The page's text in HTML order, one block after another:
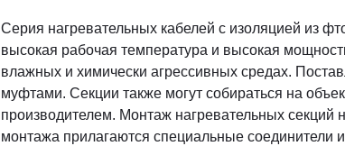
Серия нагревательных кабелей с изоляцией из
высокая рабочая температура и высокая
влажных и химически агрессивных средах.
муфтами. Секции также могут собираться на
производителем. Монтаж нагревательных секций
монтажа прилагаются специальные соединители